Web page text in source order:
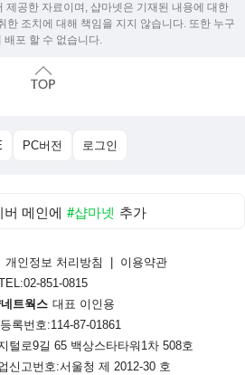
공한 자료이며, 샵마넷은 기재된 내용에 대한
한 조치에 대해 책임을 지지 않습니다. 또한 누구
배포 할 수 없습니다.
PC버전 로그인
버 메인에 #샵마넷 추가
개인정보 처리방침
이용약관
851-0815
트웍스 대표 이인용
록번호:114-87-01861
털로9길 65 백상스타타워1차 508호
신고번호:서울청 제 2012-30 호